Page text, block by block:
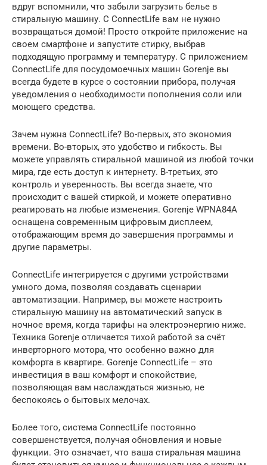
вдруг вспомнили, что забыли загрузить белье в
стиральную машину. С ConnectLife вам не нужно
возвращаться домой! Просто откройте приложение на
своем смартфоне и запустите стирку, выбрав
подходящую программу и температуру. С приложением
ConnectLife для посудомоечных машин Gorenje вы
всегда будете в курсе о состоянии прибора, получая
уведомления о необходимости пополнения соли или
моющего средства.
Зачем нужна ConnectLife? Во-первых, это экономия
времени. Во-вторых, это удобство и гибкость. Вы
можете управлять стиральной машиной из любой точки
мира, где есть доступ к интернету. В-третьих, это
контроль и уверенность. Вы всегда знаете, что
происходит с вашей стиркой, и можете оперативно
реагировать на любые изменения. Gorenje WPNA84A
оснащена современным цифровым дисплеем,
отображающим время до завершения программы и
другие параметры.
ConnectLife интегрируется с другими устройствами
умного дома, позволяя создавать сценарии
автоматизации. Например, вы можете настроить
стиральную машину на автоматический запуск в
ночное время, когда тарифы на электроэнергию ниже.
Техника Gorenje отличается тихой работой за счёт
инверторного мотора, что особенно важно для
комфорта в квартире. Gorenje ConnectLife – это
инвестиция в ваш комфорт и спокойствие,
позволяющая вам наслаждаться жизнью, не
беспокоясь о бытовых мелочах.
Более того, система ConnectLife постоянно
совершенствуется, получая обновления и новые
функции. Это означает, что ваша стиральная машина